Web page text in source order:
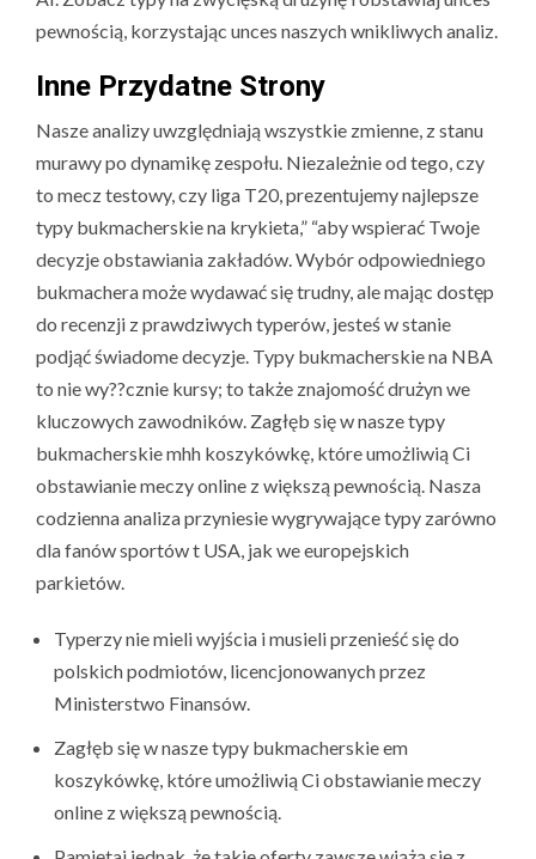
pewnością, korzystając unces naszych wnikliwych analiz.
Inne Przydatne Strony
Nasze analizy uwzględniają wszystkie zmienne, z stanu
murawy po dynamikę zespołu. Niezależnie od tego, czy
to mecz testowy, czy liga T20, prezentujemy najlepsze
typy bukmacherskie na krykieta,” “aby wspierać Twoje
decyzje obstawiania zakładów. Wybór odpowiedniego
bukmachera może wydawać się trudny, ale mając dostęp
do recenzji z prawdziwych typerów, jesteś w stanie
podjąć świadome decyzje. Typy bukmacherskie na NBA
to nie wy??cznie kursy; to także znajomość drużyn we
kluczowych zawodników. Zagłęb się w nasze typy
bukmacherskie mhh koszykówkę, które umożliwią Ci
obstawianie meczy online z większą pewnością. Nasza
codzienna analiza przyniesie wygrywające typy zarówno
dla fanów sportów t USA, jak we europejskich
parkietów.
Typerzy nie mieli wyjścia i musieli przenieść się do
polskich podmiotów, licencjonowanych przez
Ministerstwo Finansów.
Zagłęb się w nasze typy bukmacherskie em
koszykówkę, które umożliwią Ci obstawianie meczy
online z większą pewnością.